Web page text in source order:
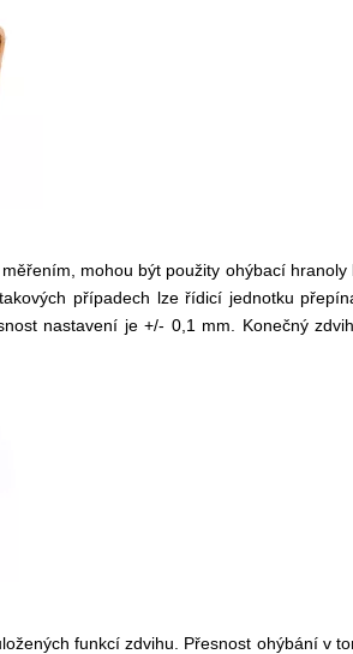
mohou být použity ohýbací hranoly
případech lze řídicí jednotku
nastavení je +/- 0,1 mm. Konečný
funkcí zdvihu. Přesnost ohýbání v